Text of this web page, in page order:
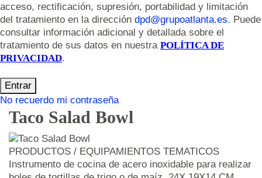
acceso, rectificación, supresión, portabilidad y limitación
del tratamiento en la dirección dpd@grupoatlanta.es. Puede
consultar información adicional y detallada sobre el
tratamiento de sus datos en nuestra POLÍTICA DE
PRIVACIDAD.
Entrar
No recuerdo mi contraseña
Taco Salad Bowl
PRODUCTOS / EQUIPAMIENTOS TEMATICOS
Instrumento de cocina de acero inoxidable para realizar